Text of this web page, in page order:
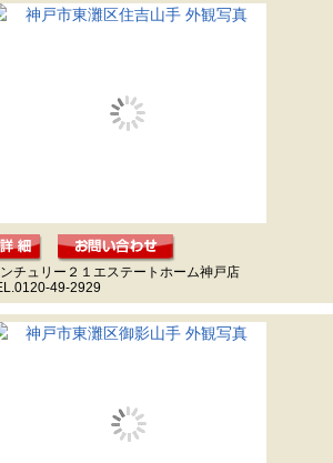
チュリー２１エステートホーム神戸店
49-2929